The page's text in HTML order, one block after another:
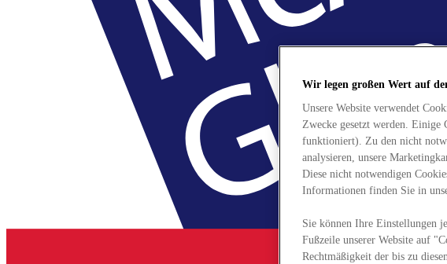
Wir legen großen Wert auf
Unsere Website verwendet
Zwecke gesetzt werden. Einige
funktioniert). Zu den nicht
analysieren, unsere
Diese nicht notwendigen
Informationen finden Sie in
Sie können Ihre Einstellungen
Fußzeile unserer Website auf
Rechtmäßigkeit der bis zu